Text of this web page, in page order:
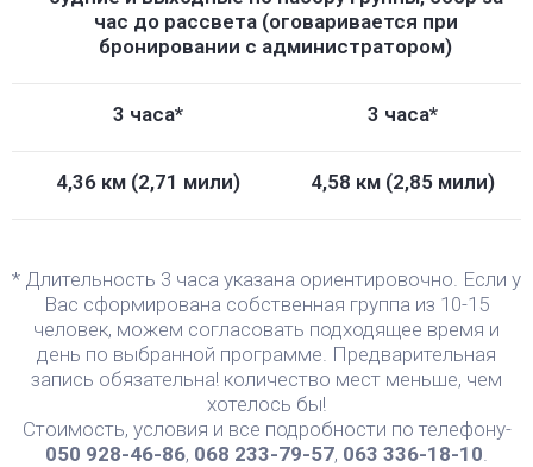
час до рассвета (оговаривается при
бронировании с администратором)
3 часа* 3 часа*
4,36 км (2,71 мили) 4,58 км (2,85 мили)
* Длительность 3 часа указана ориентировочно. Если у
Вас сформирована собственная группа из 10-15
человек, можем согласовать подходящее время и
день по выбранной программе. Предварительная
запись обязательна! количество мест меньше, чем
хотелось бы!
Стоимость, условия и все подробности по телефону-
050 928-46-86, 068 233-79-57, 063 336-18-10.